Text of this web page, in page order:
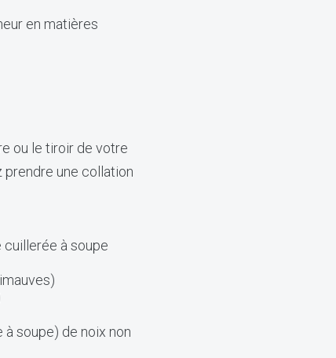
en matières
ou le tiroir de votre
prendre une collation
cuillerée à soupe
soupe) de noix non